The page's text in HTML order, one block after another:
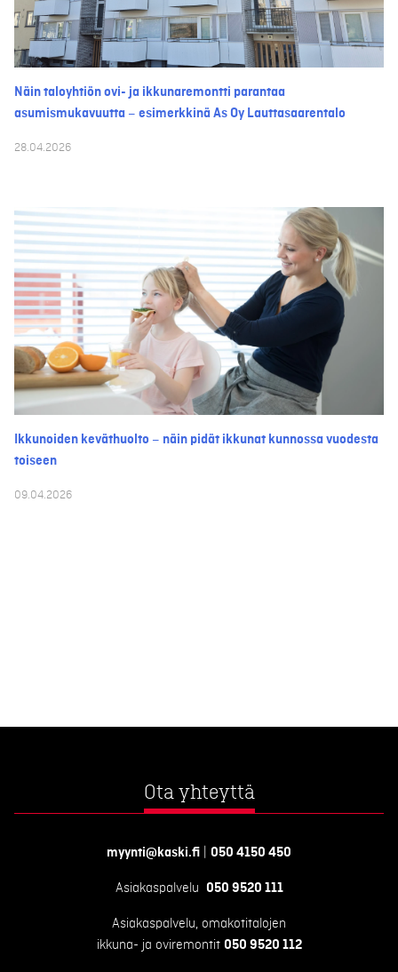
Näin taloyhtiön ovi- ja ikkunaremontti parantaa
asumismukavuutta – esimerkkinä As Oy Lauttasaarentalo
28.04.2026
Ikkunoiden keväthuolto – näin pidät ikkunat kunnossa vuodesta
toiseen
09.04.2026
Ota yhteyttä
myynti@kaski.fi 050 4150 450
Asiakaspalvelu 050 9520 111
Asiakaspalvelu, omakotitalojen
ikkuna- ja oviremontit 050 9520 112